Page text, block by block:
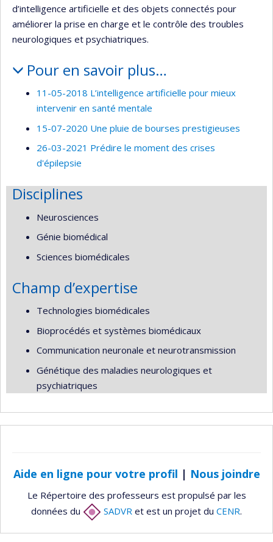
d’intelligence artificielle et des objets connectés pour
améliorer la prise en charge et le contrôle des troubles
neurologiques et psychiatriques.
Pour en savoir plus…
11-05-2018 L’intelligence artificielle pour mieux
intervenir en santé mentale
15-07-2020 Une pluie de bourses prestigieuses
26-03-2021 Prédire le moment des crises
d'épilepsie
Disciplines
Neurosciences
Génie biomédical
Sciences biomédicales
Champ d’expertise
Technologies biomédicales
Bioprocédés et systèmes biomédicaux
Communication neuronale et neurotransmission
Génétique des maladies neurologiques et
psychiatriques
Aide en ligne pour votre profil | Nous joindre
Le Répertoire des professeurs est propulsé par les
données du
SADVR et est un projet du CENR.